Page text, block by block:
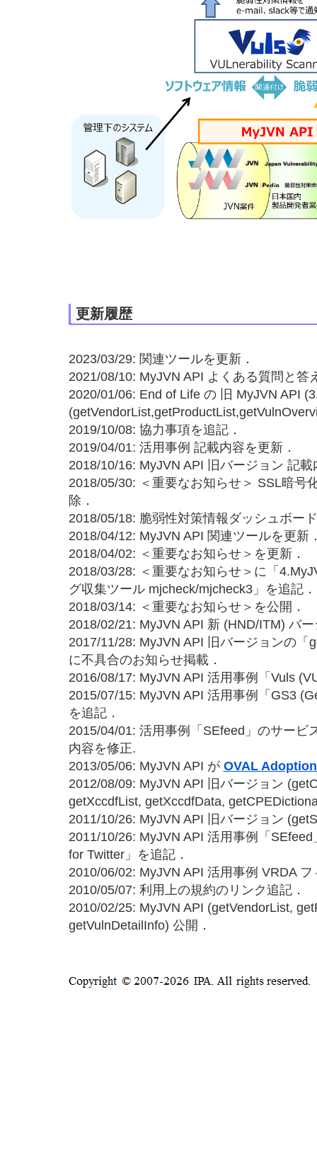
更新履歴
2023/03/29: 関連ツールを更新．
2021/08/10: MyJVN API よくある質問と答
2020/01/06: End of Life の 旧 MyJVN API
2019/10/08: 協力事項を追記．
2019/04/01: 活用事例 記載内容を更新．
2018/10/16: MyJVN API 旧バージョン 記載
2018/05/30: ＜重要なお知らせ＞ SSL暗号
除．
2018/05/18: 脆弱性対策情報ダッシュボー
2018/04/12: MyJVN API 関連ツールを更新
2018/04/02: ＜重要なお知らせ＞を更新．
2018/03/28: ＜重要なお知らせ＞に「
グ収集ツール mjcheck/mjcheck3」を追記．
2018/03/14: ＜重要なお知らせ＞を公開．
2018/02/21: MyJVN API 新 (HND/ITM) バ
2017/11/28: MyJVN API 旧バージョンの「
に不具合のお知らせ掲載．
2016/08/17: MyJVN API 活用事例「Vuls
2015/07/15: MyJVN API 活用事例「GS3
を追記．
2015/04/01: 活用事例「SEfeed」のサービ
内容を修正.
2013/05/06: MyJVN API が OVAL
2012/08/09: MyJVN API 旧バージョン
getXccdfList, getXccdfData,
2011/10/26: MyJVN API 旧バージョン
2011/10/26: MyJVN API 活用事例「
for Twitter」を追記．
2010/06/02: MyJVN API 活用事例 VRDA
2010/05/07: 利用上の規約のリンク追記．
2010/02/25: MyJVN API (getVendorList,
getVulnDetailInfo) 公開．